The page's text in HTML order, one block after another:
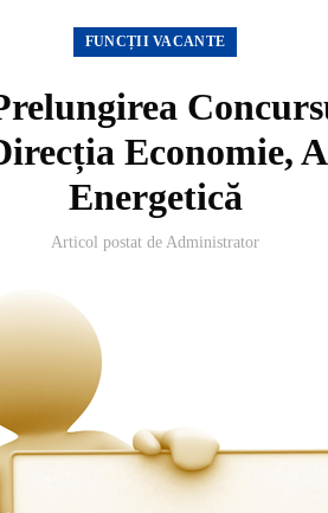
FUNCȚII VACANTE
Economie,
Energetică
Articol postat de Administrator